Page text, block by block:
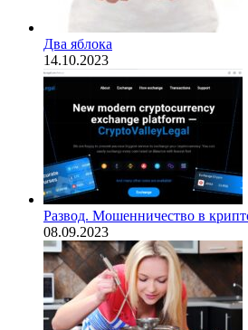
Два яблока
14.10.2023
Развод. Мошенничество в
08.09.2023